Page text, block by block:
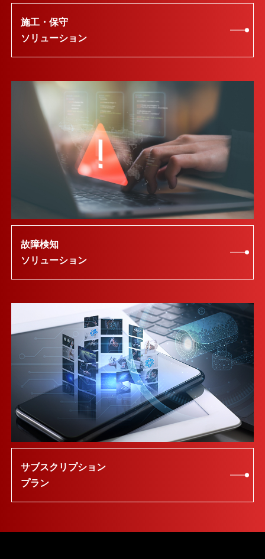
施工・保守
ソリューション
故障検知
ソリューション
サブスクリプション
プラン